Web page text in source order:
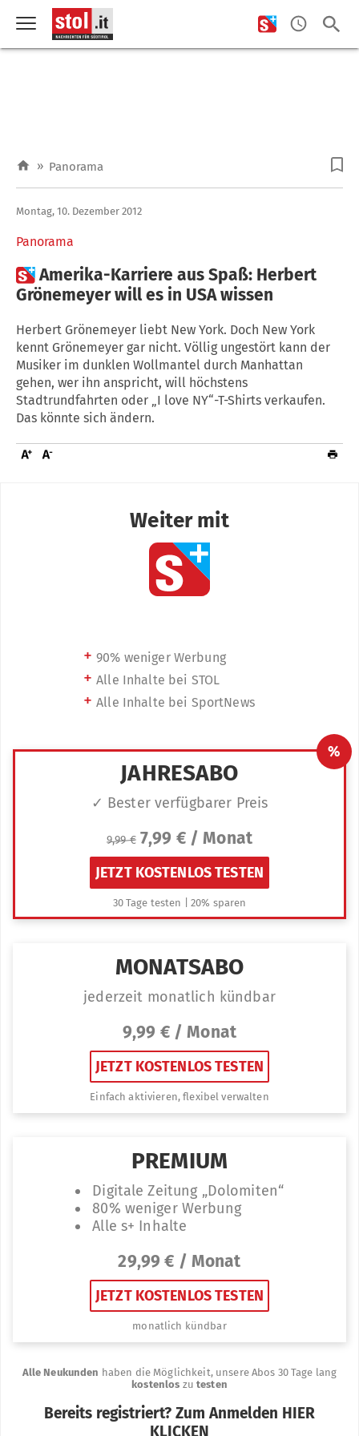
» Panorama
Panorama
Montag, 10. Dezember 2012
Amerika-Karriere aus Spaß: Herbert
Grönemeyer will es in USA wissen
Herbert Grönemeyer liebt New York. Doch New York
kennt Grönemeyer gar nicht. Völlig ungestört kann der
Musiker im dunklen Wollmantel durch Manhattan
gehen, wer ihn anspricht, will höchstens
Stadtrundfahrten oder „I love NY“-T-Shirts verkaufen.
Das könnte sich ändern.